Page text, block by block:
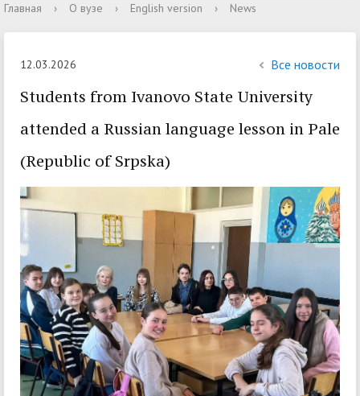
Главная › О вузе › English version › News
12.03.2026 Все новости
Students from Ivanovo State University
attended a Russian language lesson in Pale
(Republic of Srpska)